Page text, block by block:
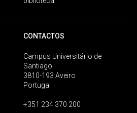
CONTACTOS
Campus Universitário de
Santiago
3810-193 Aveiro
Portugal
+351 234 370 200